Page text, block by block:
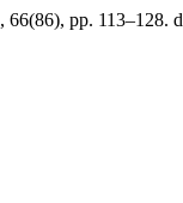
, 66(86), pp. 113–128.